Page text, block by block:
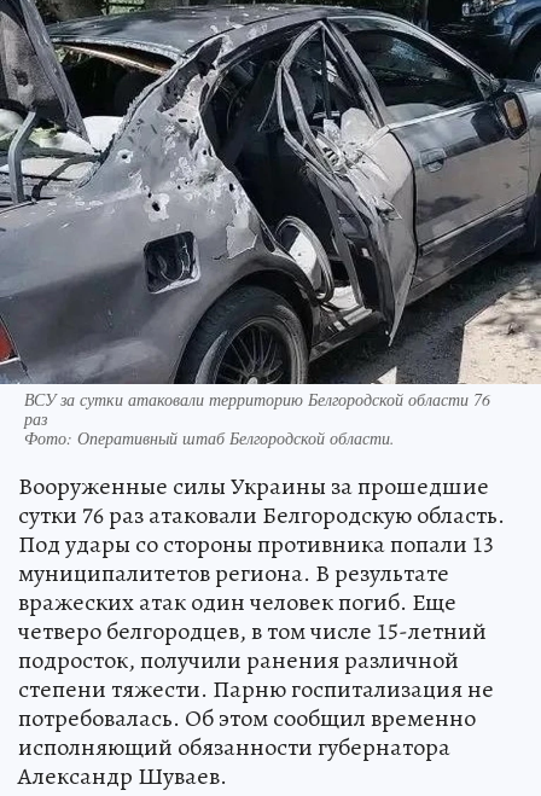
ВСУ за сутки атаковали территорию Белгородской области 76
раз
Фото: Оперативный штаб Белгородской области.
Вооруженные силы Украины за прошедшие
сутки 76 раз атаковали Белгородскую область.
Под удары со стороны противника попали 13
муниципалитетов региона. В результате
вражеских атак один человек погиб. Еще
четверо белгородцев, в том числе 15-летний
подросток, получили ранения различной
степени тяжести. Парню госпитализация не
потребовалась. Об этом сообщил временно
исполняющий обязанности губернатора
Александр Шуваев.